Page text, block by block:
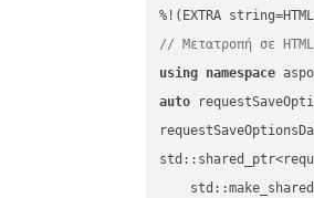
// Μετατροπή σε
using namespace
auto